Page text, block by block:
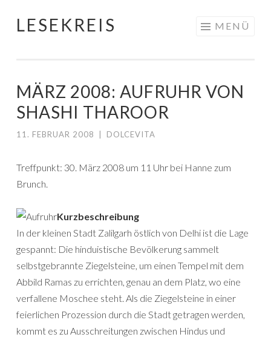
Springe
LESEKREIS MENÜ
MÄRZ 2008: AUFRUHR VON
SHASHI THAROOR
11. FEBRUAR 2008 DOLCEVITA
Treffpunkt: 30. März 2008 um 11 Uhr bei Hanne zum
Brunch.
Kurzbeschreibung
In der kleinen Stadt Zalilgarh östlich von Delhi ist die Lage
gespannt: Die hinduistische Bevölkerung sammelt
selbstgebrannte Ziegelsteine, um einen Tempel mit dem
Abbild Ramas zu errichten, genau an dem Platz, wo eine
verfallene Moschee steht. Als die Ziegelsteine in einer
feierlichen Prozession durch die Stadt getragen werden,
kommt es zu Ausschreitungen zwischen Hindus und